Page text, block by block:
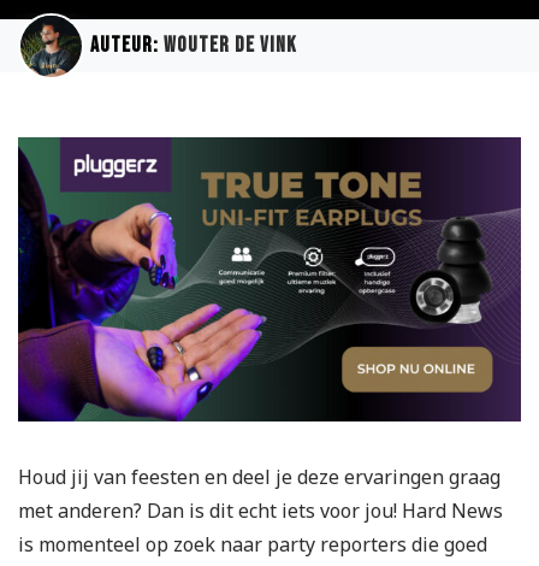
Auteur: Wouter de Vink
Houd jij van feesten en deel je deze ervaringen graag
met anderen? Dan is dit echt iets voor jou! Hard News
is momenteel op zoek naar party reporters die goed